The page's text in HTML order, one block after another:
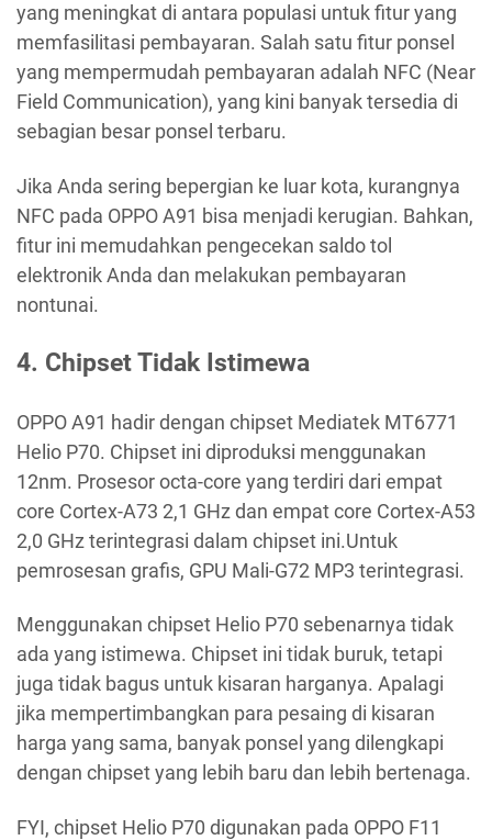
yang meningkat di antara populasi untuk fitur yang
memfasilitasi pembayaran. Salah satu fitur ponsel
yang mempermudah pembayaran adalah NFC (Near
Field Communication), yang kini banyak tersedia di
sebagian besar ponsel terbaru.
Jika Anda sering bepergian ke luar kota, kurangnya
NFC pada OPPO A91 bisa menjadi kerugian. Bahkan,
fitur ini memudahkan pengecekan saldo tol
elektronik Anda dan melakukan pembayaran
nontunai.
4. Chipset Tidak Istimewa
OPPO A91 hadir dengan chipset Mediatek MT6771
Helio P70. Chipset ini diproduksi menggunakan
12nm. Prosesor octa-core yang terdiri dari empat
core Cortex-A73 2,1 GHz dan empat core Cortex-A53
2,0 GHz terintegrasi dalam chipset ini.Untuk
pemrosesan grafis, GPU Mali-G72 MP3 terintegrasi.
Menggunakan chipset Helio P70 sebenarnya tidak
ada yang istimewa. Chipset ini tidak buruk, tetapi
juga tidak bagus untuk kisaran harganya. Apalagi
jika mempertimbangkan para pesaing di kisaran
harga yang sama, banyak ponsel yang dilengkapi
dengan chipset yang lebih baru dan lebih bertenaga.
FYI, chipset Helio P70 digunakan pada OPPO F11